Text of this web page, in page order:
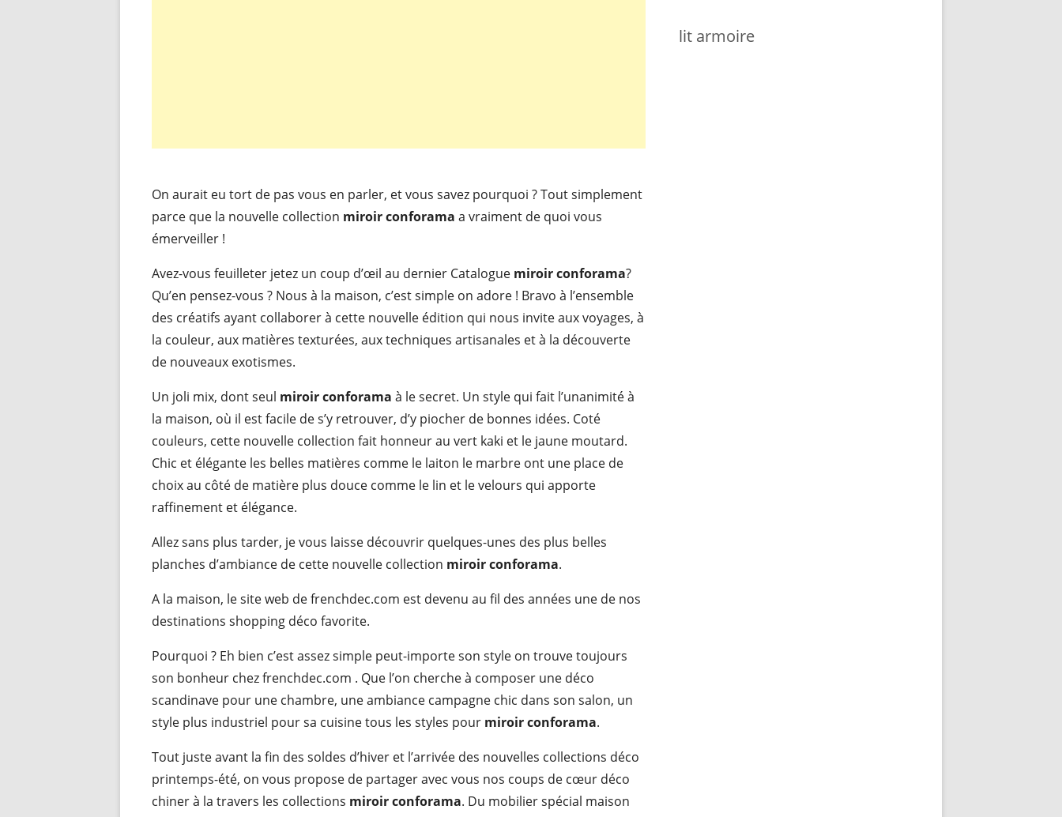
On aurait eu tort de pas vous en parler, et vous savez pourquoi ? Tout simplement
parce que la nouvelle collection miroir conforama a vraiment de quoi vous
émerveiller !
Avez-vous feuilleter jetez un coup d’œil au dernier Catalogue miroir conforama?
Qu’en pensez-vous ? Nous à la maison, c’est simple on adore ! Bravo à l’ensemble
des créatifs ayant collaborer à cette nouvelle édition qui nous invite aux voyages, à
la couleur, aux matières texturées, aux techniques artisanales et à la découverte
de nouveaux exotismes.
Un joli mix, dont seul miroir conforama à le secret. Un style qui fait l’unanimité à
la maison, où il est facile de s’y retrouver, d’y piocher de bonnes idées. Coté
couleurs, cette nouvelle collection fait honneur au vert kaki et le jaune moutard.
Chic et élégante les belles matières comme le laiton le marbre ont une place de
choix au côté de matière plus douce comme le lin et le velours qui apporte
raffinement et élégance.
Allez sans plus tarder, je vous laisse découvrir quelques-unes des plus belles
planches d’ambiance de cette nouvelle collection miroir conforama.
A la maison, le site web de frenchdec.com est devenu au fil des années une de nos
destinations shopping déco favorite.
Pourquoi ? Eh bien c’est assez simple peut-importe son style on trouve toujours
son bonheur chez frenchdec.com . Que l’on cherche à composer une déco
scandinave pour une chambre, une ambiance campagne chic dans son salon, un
style plus industriel pour sa cuisine tous les styles pour miroir conforama.
Tout juste avant la fin des soldes d’hiver et l’arrivée des nouvelles collections déco
printemps-été, on vous propose de partager avec vous nos coups de cœur déco
chiner à la travers les collections miroir conforama. Du mobilier spécial maison
lit armoire